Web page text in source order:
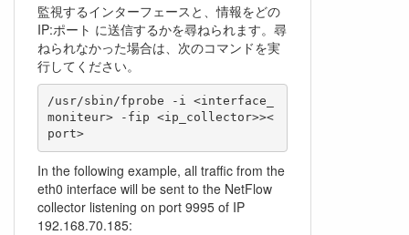
監視するインターフェースと、情報をどの
IP:ポート に送信するかを尋ねられます。尋
ねられなかった場合は、次のコマンドを実
行してください。
/usr/sbin/fprobe -i <interface_
moniteur> -fip <ip_collector>><
port>
In the following example, all traffic from the
eth0 interface will be sent to the NetFlow
collector listening on port 9995 of IP
192.168.70.185: